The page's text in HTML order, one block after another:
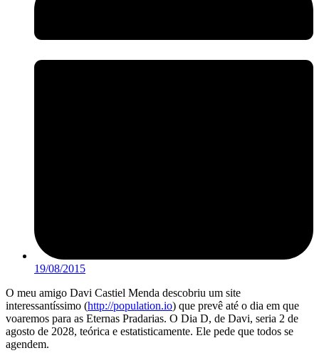
19/08/2015
O meu amigo Davi Castiel Menda descobriu um site
interessantíssimo (http://population.io) que prevê até o dia em que
voaremos para as Eternas Pradarias. O Dia D, de Davi, seria 2 de
agosto de 2028, teórica e estatisticamente. Ele pede que todos se
agendem.